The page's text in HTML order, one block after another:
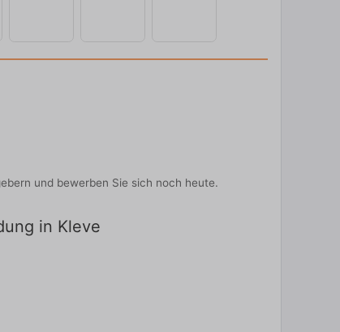
und bewerben Sie sich noch heute.
in Kleve